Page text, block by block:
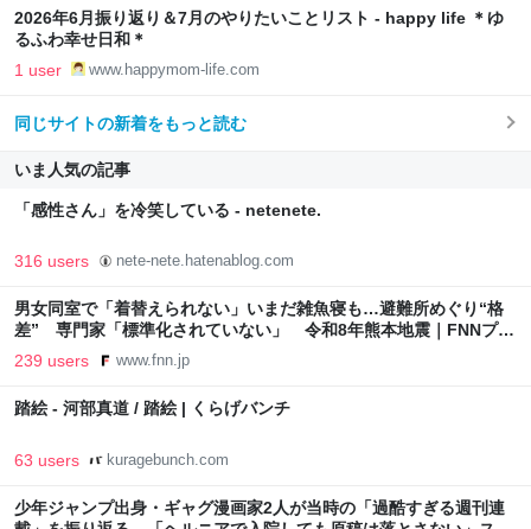
2026年6月振り返り＆7月のやりたいことリスト - happy life ＊ゆ
るふわ幸せ日和＊
1 user www.happymom-life.com
同じサイトの新着をもっと読む
いま人気の記事
「感性さん」を冷笑している - netenete.
316 users nete-nete.hatenablog.com
男女同室で「着替えられない」いまだ雑魚寝も…避難所めぐり“格
差” 専門家「標準化されていない」 令和8年熊本地震｜FNNプラ
イムオンライン
239 users www.fnn.jp
踏絵 - 河部真道 / 踏絵 | くらげバンチ
63 users kuragebunch.com
少年ジャンプ出身・ギャグ漫画家2人が当時の「過酷すぎる週刊連